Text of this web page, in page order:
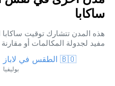
ساكابا
مفيد لجدولة المكالمات أو
🇧🇴 الطقس في لاباز
بوليفيا